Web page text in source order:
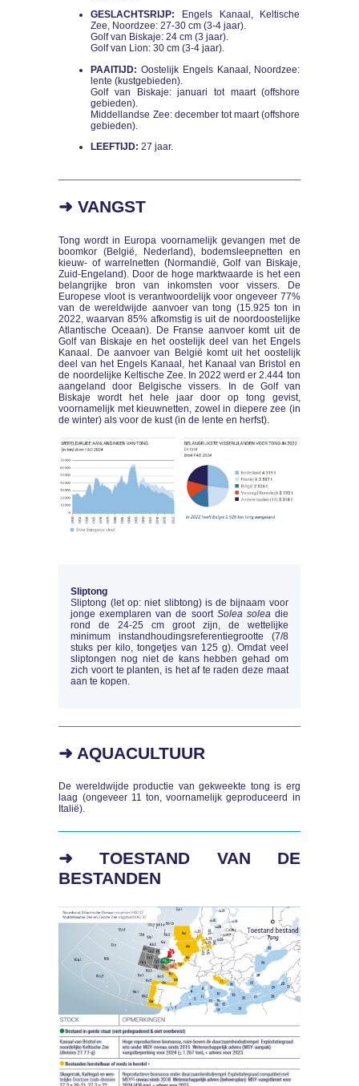
GESLACHTSRIJP:
Engels Kanaal, Keltische
Zee, Noordzee: 27-30 cm (3-4 jaar).
Golf van Biskaje: 24 cm (3 jaar).
Golf van Lion: 30 cm (3-4 jaar).
PAAITIJD:Oostelijk Engels Kanaal, Noordzee:
lente (kustgebieden).
Golf van Biskaje: januari tot maart (offshore
gebieden).
Middellandse Zee: december tot maart (offshore
gebieden).
LEEFTIJD: 27 jaar.
➜ VANGST
Tong wordt in Europa voornamelijk gevangen met de
boomkor (België, Nederland), bodemsleepnetten en
kieuw- of warrelnetten (Normandië, Golf van Biskaje,
Zuid-Engeland). Door de hoge marktwaarde is het een
belangrijke bron van inkomsten voor vissers. De
Europese vloot is verantwoordelijk voor ongeveer 77%
van de wereldwijde aanvoer van tong (15.925 ton in
2022, waarvan 85% afkomstig is uit de noordoostelijke
Atlantische Oceaan). De Franse aanvoer komt uit de
Golf van Biskaje en het oostelijk deel van het Engels
Kanaal. De aanvoer van België komt uit het oostelijk
deel van het Engels Kanaal, het Kanaal van Bristol en
de noordelijke Keltische Zee. In 2022 werd er 2.444 ton
aangeland door Belgische vissers. In de Golf van
Biskaje wordt het hele jaar door op tong gevist,
voornamelijk met kieuwnetten, zowel in diepere zee (in
de winter) als voor de kust (in de lente en herfst).
Sliptong
Sliptong (let op: niet slibtong) is de bijnaam voor
jonge exemplaren van de soort Solea solea die
rond de 24-25 cm groot zijn, de wettelijke
minimum instandhoudingsreferentiegrootte (7/8
stuks per kilo, tongetjes van 125 g). Omdat veel
sliptongen nog niet de kans hebben gehad om
zich voort te planten, is het af te raden deze maat
aan te kopen.
➜ AQUACULTUUR
De wereldwijde productie van gekweekte tong is erg
laag (ongeveer 11 ton, voornamelijk geproduceerd in
Italië).
➜ TOESTAND VAN DE
BESTANDEN